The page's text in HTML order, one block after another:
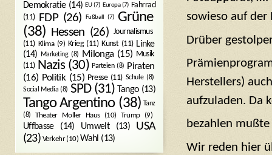
sowieso auf der
Drüber
Herstellers)
aufzuladen. Da
bezahlen mußte
Wir reden hier
Demokratie(14) EU(7) Europa(7) Fahrrad
(11)
FDP(26) Fußball (7)
Grüne
(38) Hessen (26) Journalismus
(11) Klima(9) Krieg(11) Kunst(11) Linke
(14) Marketing(8) Milonga(15) Musik
(11) Nazis(30) Parteien(8) Piraten
(16) Politik(15) Presse(11) Schule(8)
Social Media (8) SPD(31) Tango(13)
Tango Argentino(38) Tanz
(8)
Theater Moller Haus(10) Trump(9)
Uffbasse(14) Umwelt(13)
USA
(23) Verkehr(10) Wahl (13)